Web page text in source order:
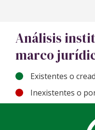
Análisis
marco
Existentes o
Inexistentes o